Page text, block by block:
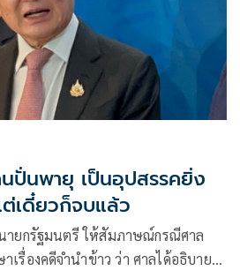
นพายุ เป็นอุปสรรคยิ่ง
เดี๋ยวก็จบแล้ว
ยกรัฐมนตรี ให้สัมภาษณ์กรณีศาล
เรื่องคดีจำนำข้าว ว่า ศาลได้อธิบาย